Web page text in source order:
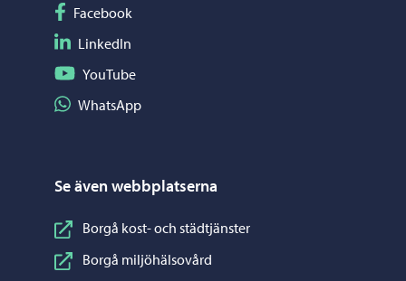
Följ på Facebook
Facebook
Följ på LinkedIn
LinkedIn
Följ på YouTube
YouTube
Dela på WhatsApp
WhatsApp
Se även webbplatserna
Borgå kost- och städtjänster
Borgå miljöhälsovård